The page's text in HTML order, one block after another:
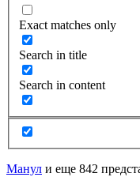
Exact matches only
Search in title
Search in content
Манул и еще 842